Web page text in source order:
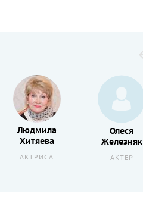
Людмила
Хитяева
АКТРИСА
Олеся
Железняк
АКТЕР